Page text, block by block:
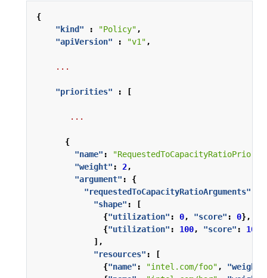
{
"kind"
: "Policy" ,
"apiVersion"
: "v1" ,
...
"priorities" : [
...
{
"name" :
"weight" : 2,
"argument" :
{
"requestedToCapacityRatioArguments"
"shape" :
[
{"utilization" : 0, "score" : 0},
{"utilization" : 100, "score" : 10
],
"resources" :
[
{"name" : "intel.com/foo" , "weight"